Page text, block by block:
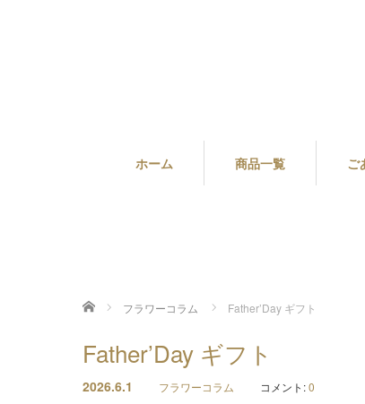
ホーム 商品一覧 ご
ホーム フラワーコラム Father’Day ギフト
Father’Day ギフト
2026.6.1 フラワーコラム コメント:0